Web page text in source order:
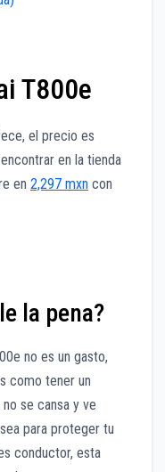
T800e
el precio es
en la tienda
en 2,297 mxn con
la pena?
no es un gasto,
como tener un
se cansa y ve
para proteger tu
conductor, esta